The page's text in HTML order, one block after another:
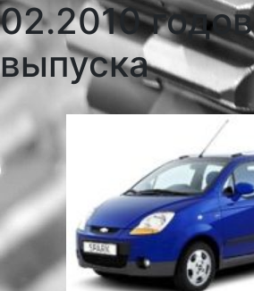
02.2010 годов
выпуска